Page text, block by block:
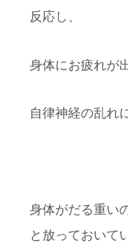
反応し、
身体にお疲れが
自律神経の乱れ
身体がだる重い
と放っておいて